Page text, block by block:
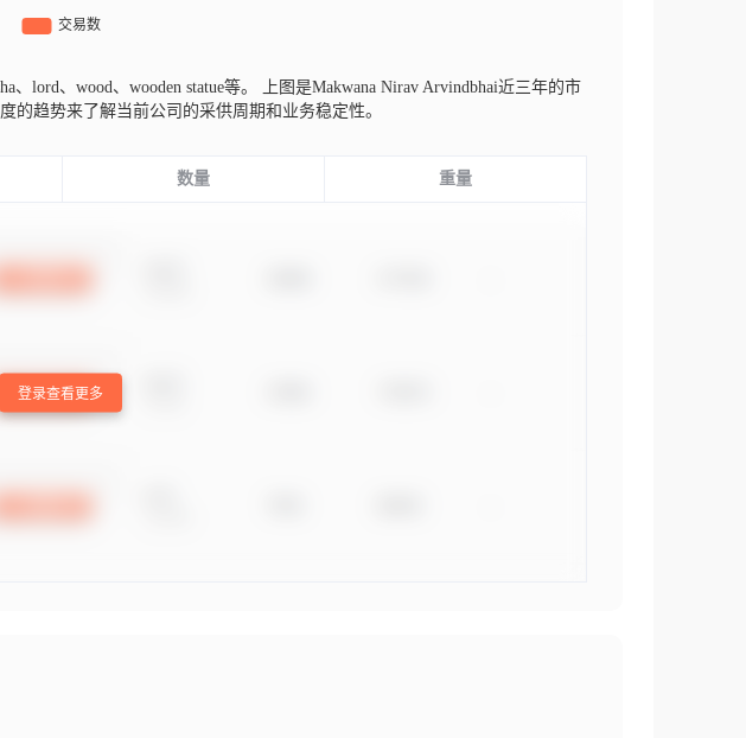
、lord、wood、wooden statue等。
上图是Makwana Nirav Arvindbhai近三年的市
趋势来了解当前公司的采供周期和业务稳定性。
数量 重量
登录查看更多